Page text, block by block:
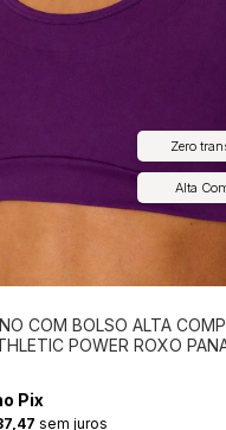
Alta
Zero
COM BOLSO ALTA
POWER ROXO
Pix
sem juros